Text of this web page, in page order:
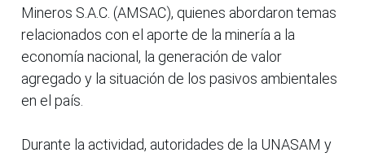
Mineros S.A.C. (AMSAC), quienes abordaron temas
relacionados con el aporte de la minería a la
economía nacional, la generación de valor
agregado y la situación de los pasivos ambientales
en el país.
Durante la actividad, autoridades de la UNASAM y